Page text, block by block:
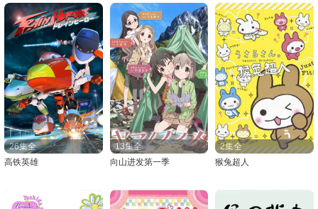
26集全
高铁英雄
13集全
向山进发第一季
2集全
猴兔超人